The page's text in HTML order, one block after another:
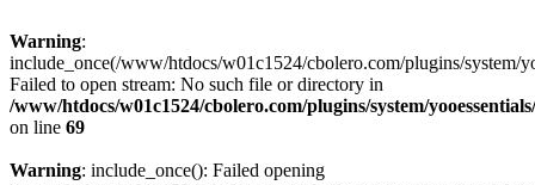
Warning:
include_once(/www/htdocs/w01c1524/cbolero.com/plugins/system/
Failed to open stream: No such file or directory in
/www/htdocs/w01c1524/cbolero.com/plugins/system/
on line 69
Warning: include_once(): Failed opening